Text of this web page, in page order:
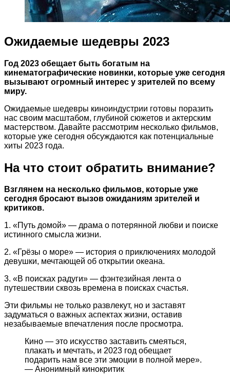
Ожидаемые шедевры 2023
Год 2023 обещает быть богатым на
кинематографические новинки, которые уже сегодня
вызывают огромный интерес у зрителей по всему
миру.
Ожидаемые шедевры киноиндустрии готовы поразить
нас своим масштабом, глубиной сюжетов и актерским
мастерством. Давайте рассмотрим несколько фильмов,
которые уже сегодня обсуждаются как потенциальные
хиты 2023 года.
На что стоит обратить внимание?
Взглянем на несколько фильмов, которые уже
сегодня бросают вызов ожиданиям зрителей и
критиков.
1. «Путь домой» — драма о потерянной любви и поиске
истинного смысла жизни.
2. «Грёзы о море» — история о приключениях молодой
девушки, мечтающей об открытии океана.
3. «В поисках радуги» — фэнтезийная лента о
путешествии сквозь времена в поисках счастья.
Эти фильмы не только развлекут, но и заставят
задуматься о важных аспектах жизни, оставив
незабываемые впечатления после просмотра.
Кино — это искусство заставить смеяться,
плакать и мечтать, и 2023 год обещает
подарить нам все эти эмоции в полной мере».
— Анонимный кинокритик